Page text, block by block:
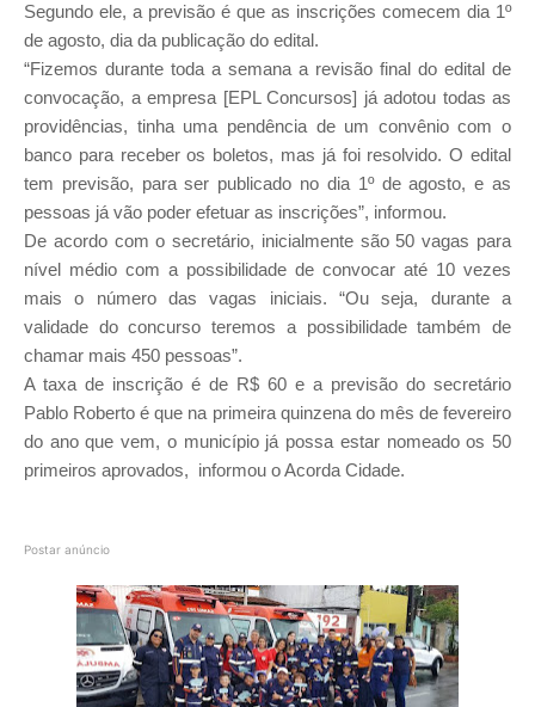
Segundo ele, a previsão é que as inscrições comecem dia 1º
de agosto, dia da publicação do edital.
“Fizemos durante toda a semana a revisão final do edital de
convocação, a empresa [EPL Concursos] já adotou todas as
providências, tinha uma pendência de um convênio com o
banco para receber os boletos, mas já foi resolvido. O edital
tem previsão, para ser publicado no dia 1º de agosto, e as
pessoas já vão poder efetuar as inscrições”, informou.
De acordo com o secretário, inicialmente são 50 vagas para
nível médio com a possibilidade de convocar até 10 vezes
mais o número das vagas iniciais. “Ou seja, durante a
validade do concurso teremos a possibilidade também de
chamar mais 450 pessoas”.
A taxa de inscrição é de R$ 60 e a previsão do secretário
Pablo Roberto é que na primeira quinzena do mês de fevereiro
do ano que vem, o município já possa estar nomeado os 50
primeiros aprovados, informou o Acorda Cidade.
Postar anúncio